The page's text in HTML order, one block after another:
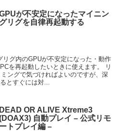
が不安定になったマイニン
グリグを自律再起動する
グ内のGPUが不安定になった・動作
を再起動したいときに使えます。 リ
ングで気づければよいのですが、深
とすぐには対...
DEAD OR ALIVE Xtreme3
自動プレイ – 公式リモ
ートプレイ編 –